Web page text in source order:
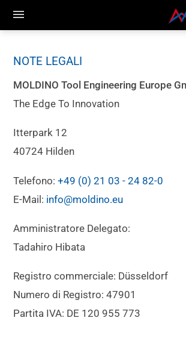
NOTE LEGALI
MOLDINO Tool Engineering Europe
The Edge To Innovation
Itterpark 12
40724 Hilden
Telefono:+49 (0) 21 03 - 24 82-0
E-Mail: info@moldino.eu
Amministratore Delegato:
Tadahiro Hibata
Registro commerciale: Düsseldorf
Numero di Registro:47901
Partita IVA: DE 120 955 773